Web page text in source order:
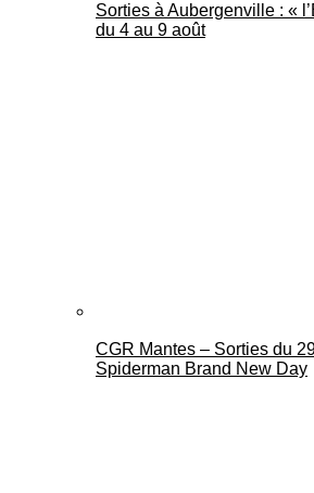
Sorties à Aubergenville : «
du 4 au 9 août
CGR Mantes – Sorties du
Spiderman Brand New Day